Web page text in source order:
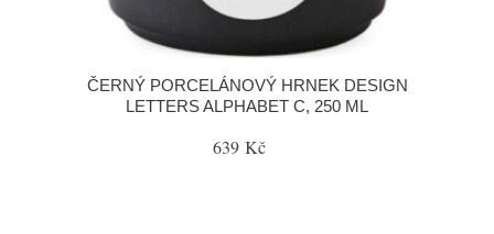
ČERNÝ PORCELÁNOVÝ HRNEK DESIGN
LETTERS ALPHABET C, 250 ML
639 Kč